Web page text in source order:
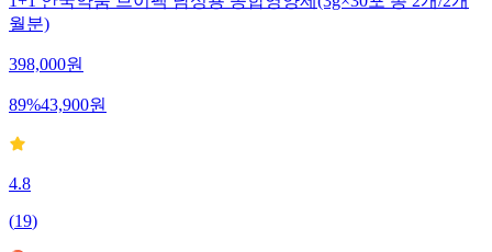
1+1 안국약품 브이팩 남성용 종합영양제(3g×30포 총 2개/2개
월분)
398,000원
89%43,900원
4.8
(19)